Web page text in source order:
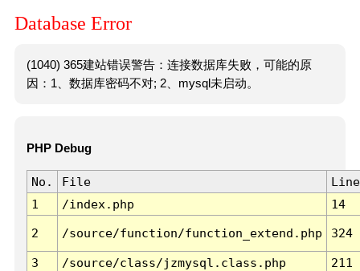
Database Error
(1040) 365建站错误警告：连接数据库失败，可能的原
因：1、数据库密码不对; 2、mysql未启动。
PHP Debug
No. File
Line
1
/index.php 14
2 /source/function/function_extend.php 324
3 /source/class/jzmysql.class.php
211